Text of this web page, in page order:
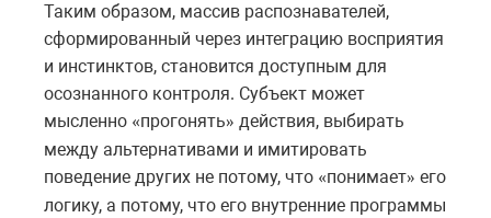
Таким образом, массив распознавателей,
сформированный через интеграцию восприятия
и инстинктов, становится доступным для
осознанного контроля. Субъект может
мысленно «прогонять» действия, выбирать
между альтернативами и имитировать
поведение других не потому, что «понимает» его
логику, а потому, что его внутренние программы